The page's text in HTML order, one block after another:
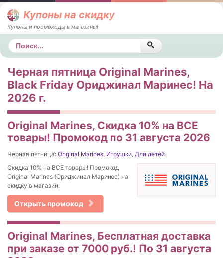
Купоны на скидку
Купоны и промокоды в магазины!
Поиск
Черная пятница Original Marines,
Black Friday Ориджинал Маринес! На
2026 г.
Original Marines, Скидка 10% на ВСЕ
товары! Промокод по 31 августа 2026
Черная пятница: Original Marines, Игрушки, Для детей
Скидка 10% на ВСЕ товары! Промокод
Original Marines (Ориджинал Маринес) на
скидку в магазин.
Открыть промокод
Original Marines, Бесплатная доставка
при заказе от 7000 руб.! По 31 августа